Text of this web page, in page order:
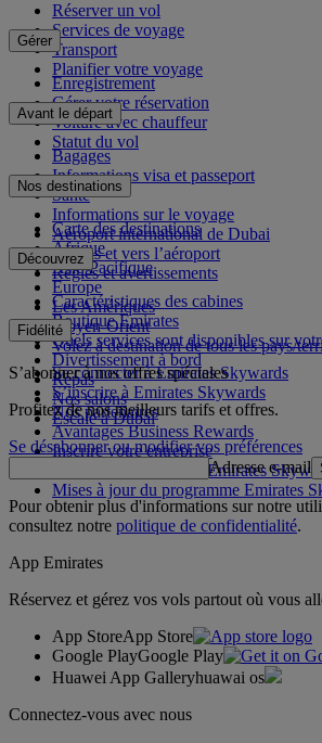
Réserver un vol
Services de voyage
Transport
Planifier votre voyage
Gérer
Enregistrement
Gérer votre réservation
Voiture avec chauffeur
Statut du vol
Avant le départ
Bagages
Informations visa et passeport
Santé
Informations sur le voyage
Aéroport international de Dubai
Depuis et vers l’aéroport
Règles et avertissements
Nos destinations
Carte des destinations
Afrique
Asie-Pacifique
Europe
Les Amériques
Moyen-Orient
Volez à destination de tous les pays/
Découvrez
Caractéristiques des cabines
Boutique Emirates
Quels services sont disponibles sur
Divertissement à bord
Repas
Nos salons
Escale à Dubai
Fidélité
Se connecter à Emirates Skywards
S’inscrire à Emirates Skywards
Nos partenaires
Avantages Business Rewards
Inscrire votre entreprise
Règles du programme Emirates
Mises à jour du programme Emirates
S’abonner à nos offres spéciales
Profitez de nos meilleurs tarifs et offres.
Se désabonner ou modifier vos préférences
Adresse e-mail
Pour obtenir plus d'informations sur notre
consultez notre politique de confidentialité.
App Emirates
Réservez et gérez vos vols partout où vous
App StoreApp Store
Google PlayGoogle Play
Huawei App Galleryhuawai os
Connectez-vous avec nous